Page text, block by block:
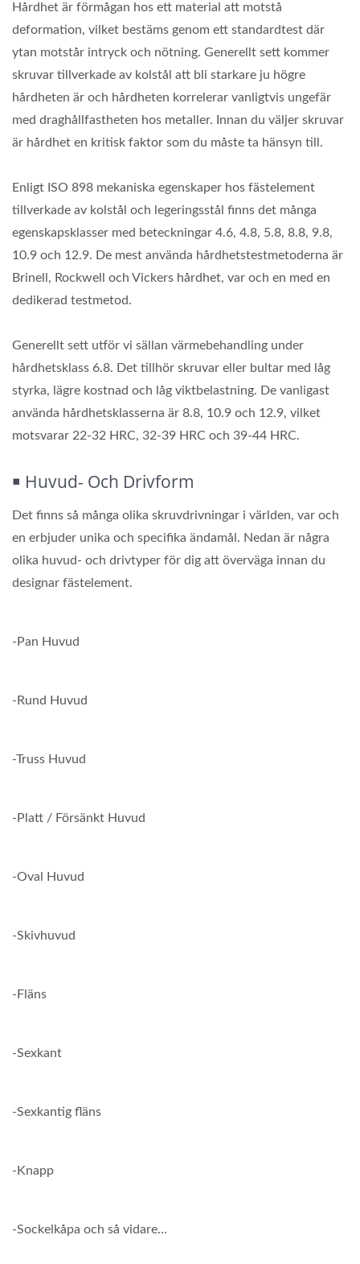
Hårdhet är förmågan hos ett material att motstå
deformation, vilket bestäms genom ett standardtest där
ytan motstår intryck och nötning. Generellt sett kommer
skruvar tillverkade av kolstål att bli starkare ju högre
hårdheten är och hårdheten korrelerar vanligtvis ungefär
med draghållfastheten hos metaller. Innan du väljer skruvar
är hårdhet en kritisk faktor som du måste ta hänsyn till.
Enligt ISO 898 mekaniska egenskaper hos fästelement
tillverkade av kolstål och legeringsstål finns det många
egenskapsklasser med beteckningar 4.6, 4.8, 5.8, 8.8, 9.8,
10.9 och 12.9. De mest använda hårdhetstestmetoderna är
Brinell, Rockwell och Vickers hårdhet, var och en med en
dedikerad testmetod.
Generellt sett utför vi sällan värmebehandling under
hårdhetsklass 6.8. Det tillhör skruvar eller bultar med låg
styrka, lägre kostnad och låg viktbelastning. De vanligast
använda hårdhetsklasserna är 8.8, 10.9 och 12.9, vilket
motsvarar 22-32 HRC, 32-39 HRC och 39-44 HRC.
￭ Huvud- Och Drivform
Det finns så många olika skruvdrivningar i världen, var och
en erbjuder unika och specifika ändamål. Nedan är några
olika huvud- och drivtyper för dig att överväga innan du
designar fästelement.
-Pan Huvud
-Rund Huvud
-Truss Huvud
-Platt / Försänkt Huvud
-Oval Huvud
-Skivhuvud
-Fläns
-Sexkant
-Sexkantig fläns
-Knapp
-Sockelkåpa och så vidare...